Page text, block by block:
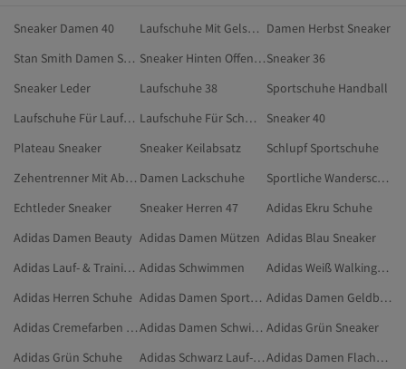
Sneaker Damen 40 Laufschuhe Mit Gelsohle Damen Herbst Sneaker
Stan Smith Damen Schuhe
Sneaker Hinten Offen DamenSneaker 36
Sneaker Leder
Laufschuhe 38
Sportschuhe Handball
Laufschuhe Für Laufband
Laufschuhe Für Schmale Füße
Sneaker 40
Plateau Sneaker
Sneaker Keilabsatz
Schlupf Sportschuhe
Zehentrenner Mit Absatz Damen Lackschuhe
Sportliche Wanderschuhe
Echtleder Sneaker
Sneaker Herren 47
Adidas Ekru Schuhe
Adidas Damen Beauty Adidas Damen Mützen Adidas Blau Sneaker
Adidas Lauf- & Trainingsschuhe Adidas Schwimmen
Adidas Weiß Walkingschuhe
Adidas Herren Schuhe
Adidas Damen Sportgeräte
Adidas Damen Geldbörsen
Adidas Cremefarben Sneaker
Adidas Damen Schwimmen Adidas Grün Sneaker
Adidas Grün Schuhe
Adidas Schwarz Lauf- & Trainingsschuhe
Adidas Damen Flache Schuhe